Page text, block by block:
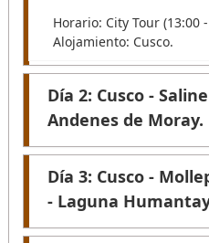
Horario: City Tour (13:00
Alojamiento: Cusco.
Día 2: Cusco -
Andenes de Moray.
recorrido hacia los
trayecto se puede
Día 3: Cusco -
- Laguna